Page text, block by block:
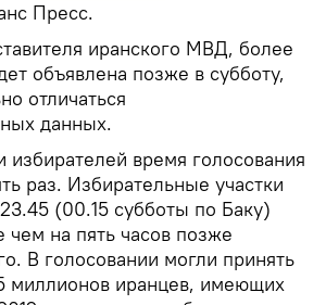
Пресс.
иранского МВД, более
объявлена позже в субботу,
отличаться
данных.
избирателей время голосования
раз. Избирательные участки
(00.15 субботы по Баку)
на пять часов позже
В голосовании могли принять
миллионов иранцев, имеющих